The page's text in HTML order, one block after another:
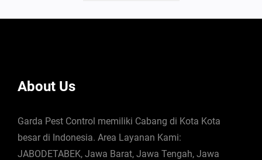
About Us
Garda Pest Control memiliki Cabang di Kota Kota
besar di Indonesia. Area Layanan Kami:
JABODETABEK, Jawa Barat, Jawa Tengah, Jawa